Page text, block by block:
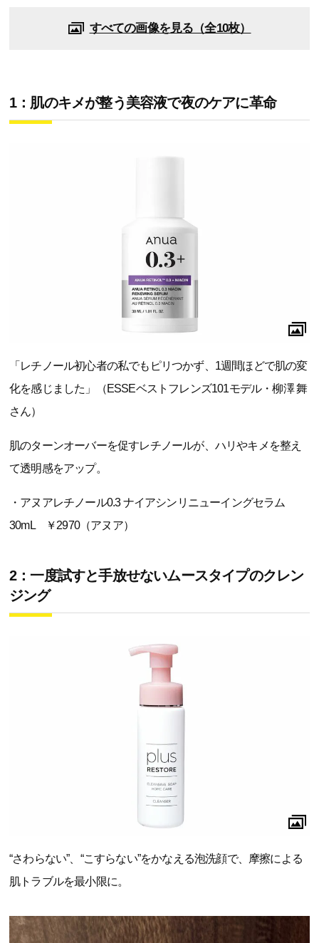
すべての画像を見る（全10枚）
1：肌のキメが整う美容液で夜のケアに革命
「レチノール初心者の私でもピリつかず、1週間ほどで肌の変
化を感じました」（ESSEベストフレンズ101モデル・柳澤 舞
さん）
肌のターンオーバーを促すレチノールが、ハリやキメを整え
て透明感をアップ。
・アヌアレチノール0.3 ナイアシンリニューイングセラム
30mL ￥2970（アヌア）
2：一度試すと手放せないムースタイプのクレン
ジング
“さわらない”、“こすらない”をかなえる泡洗顔で、摩擦による
肌トラブルを最小限に。